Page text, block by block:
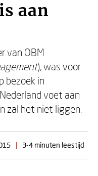
aan
van OBM
), was voor
bezoek in
voet aan
zal het niet liggen.
| 3-4 minuten leestijd